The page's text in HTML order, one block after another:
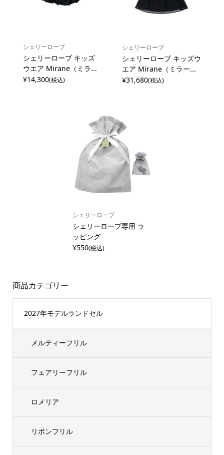
シェリーローブ
シェリーローブ キッズ
ウエア Mirane（ミラ...
¥14,300(税込)
シェリーローブ
シェリーローブ キッズウ
エア Mirane（ミラー...
¥31,680(税込)
シェリーローブ
シェリーローブ専用 ラ
ッピング
¥550(税込)
商品カテゴリー
2027年モデルランドセル
メルティーフリル
フェアリーフリル
ロメリア
リボンフリル